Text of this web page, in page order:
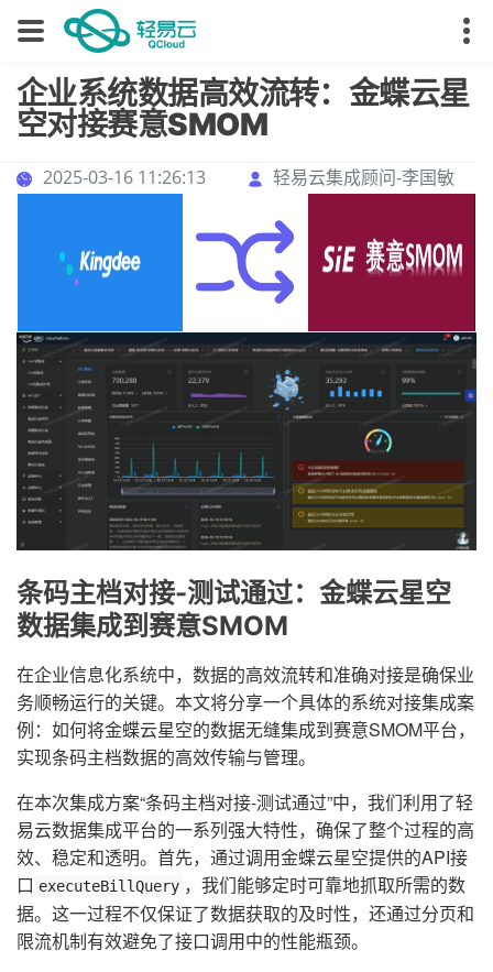
企业系统数据高效流转：金蝶云星
空对接赛意SMOM
2025-03-16 11:26:13 轻易云集成顾问-李国敏
条码主档对接-测试通过：金蝶云星空
数据集成到赛意SMOM
在企业信息化系统中，数据的高效流转和准确对接是确保业
务顺畅运行的关键。本文将分享一个具体的系统对接集成案
例：如何将金蝶云星空的数据无缝集成到赛意SMOM平台，
实现条码主档数据的高效传输与管理。
在本次集成方案“条码主档对接-测试通过”中，我们利用了轻
易云数据集成平台的一系列强大特性，确保了整个过程的高
效、稳定和透明。首先，通过调用金蝶云星空提供的API接
口 executeBillQuery ，我们能够定时可靠地抓取所需的数
据。这一过程不仅保证了数据获取的及时性，还通过分页和
限流机制有效避免了接口调用中的性能瓶颈。